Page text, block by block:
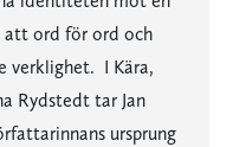
att ord för ord och
verklighet. I Kära,
Rydstedt tar Jan
ursprung